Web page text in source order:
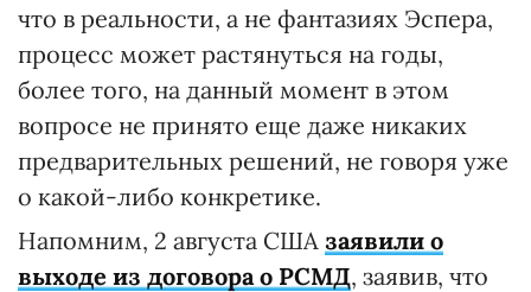
что в реальности, а не фантазиях Эспера,
процесс может растянуться на годы,
более того, на данный момент в этом
вопросе не принято еще даже никаких
предварительных решений, не говоря уже
о какой-либо конкретике.
Напомним, 2 августа США заявили о
выходе из договора о РСМД, заявив, что